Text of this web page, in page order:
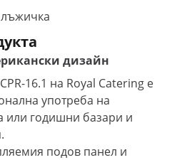
дизайн
16.1 на Royal Catering е
употреба на
или годишни базари и
подов панел и